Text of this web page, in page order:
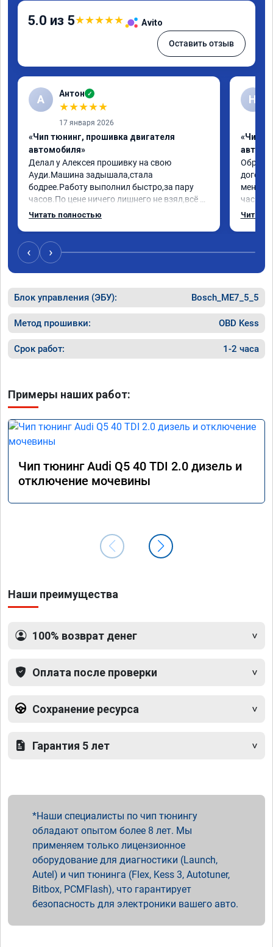
5.0 из 5★★★★★ Avito
Оставить отзыв
А Антон ✓
★★★★★
17 января 2026
«Чип тюнинг, прошивка двигателя
автомобиля»
Делал у Алексея прошивку на свою
Ауди.Машина задышала,стала
бодрее.Работу выполнил быстро,за пару
часов.По цене ничего лишнего не взял,всё
как договаривались заранее.После работы
случае поломки авто.Однозначно
рекомендую Алексея как грамотного
специалиста!
Читать полностью
Н
«Чип
меня
час
Арман
Читать
‹ ›
Блок управления (ЭБУ): Bosch_ME7_5_5
Метод прошивки: OBD Kess
Срок работ: 1-2 часа
Примеры наших работ:
Чип тюнинг Audi Q5 40 TDI 2.0 дизель и
отключение мочевины
Наши преимущества
100% возврат денег
Оплата после проверки
Сохранение ресурса
Гарантия 5 лет
Наши специалисты по чип тюнингу
обладают опытом более 8 лет. Мы
применяем только лицензионное
оборудование для диагностики (Launch,
Autel) и чип тюнинга (Flex, Kess 3, Autotuner,
Bitbox, PCMFlash), что гарантирует
безопасность для электроники вашего авто.